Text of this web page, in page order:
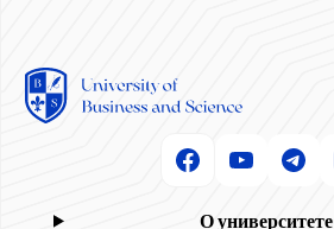
О университете